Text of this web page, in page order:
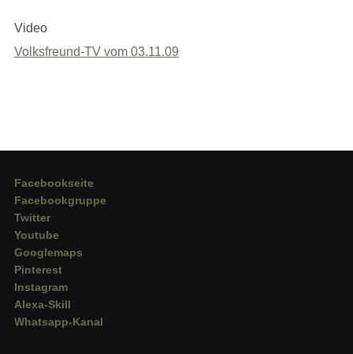
Video
Volksfreund-TV vom 03.11.09
Facebookseite
Facebookgruppe
Twitter
Youtube
Googlemaps
Pinterest
Instagram
Alexa-Skill
Whatsapp-Kanal